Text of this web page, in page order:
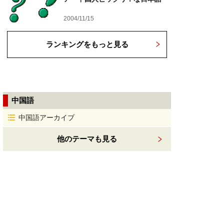
2004/11/15
ランキングをもっと見る
中国語
中国語アーカイブ
他のテーマも見る